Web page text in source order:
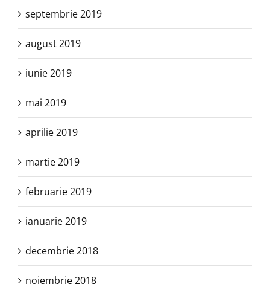
septembrie 2019
august 2019
iunie 2019
mai 2019
aprilie 2019
martie 2019
februarie 2019
ianuarie 2019
decembrie 2018
noiembrie 2018